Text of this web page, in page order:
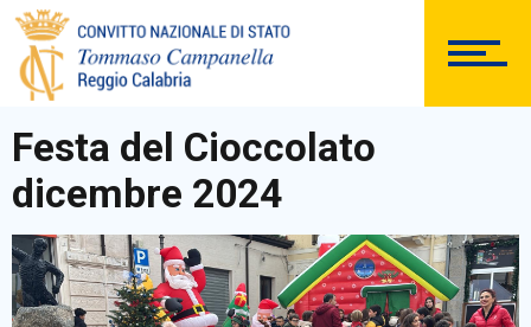
ISTITUTO
SEGRETERIA
DOCUMENTAZIONE
Festa del Cioccolato
dicembre 2024